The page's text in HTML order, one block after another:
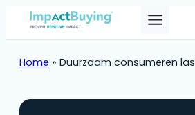
Home » Duurzaam consumeren